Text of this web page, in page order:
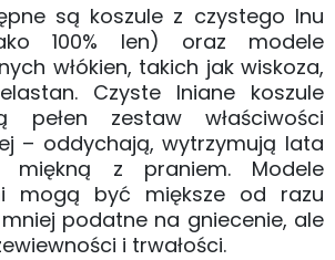
są koszule z czystego lnu
100% len) oraz modele
włókien, takich jak wiskoza,
Czyste lniane koszule
pełen zestaw właściwości
– oddychają, wytrzymują lata
miękną z praniem. Modele
mogą być miększe od razu
podatne na gniecenie, ale
i trwałości.